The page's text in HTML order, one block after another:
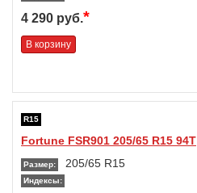
4 290 руб.*
В корзину
R15
Fortune FSR901 205/65 R15 94T
Размер: 205/65 R15
Индексы: